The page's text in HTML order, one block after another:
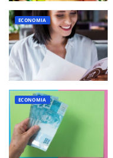
ECONOMIA
ECONOMIA